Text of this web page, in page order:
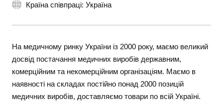
Країна співпраці: Україна
На медичному ринку України із 2000 року, маємо великий
досвід постачання медичних виробів державним,
комерційним та некомерційним організаціям. Маємо в
наявності на складах постійно понад 2000 позицій
медичних виробів, доставляємо товари по всій Україні.